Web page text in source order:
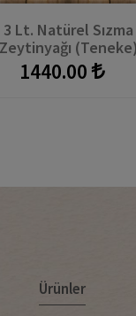
3 Lt. Natürel Sızma
(Teneke)
1440.00
Ürünler